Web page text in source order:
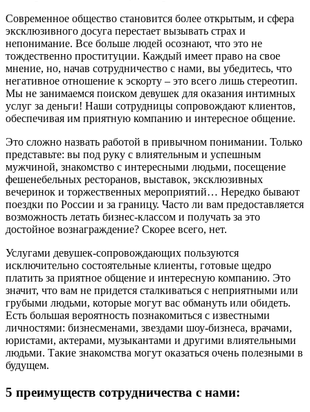
Современное общество становится более открытым, и сфера
эксклюзивного досуга перестает вызывать страх и
непонимание. Все больше людей осознают, что это не
тождественно проституции. Каждый имеет право на свое
мнение, но, начав сотрудничество с нами, вы убедитесь, что
негативное отношение к эскорту – это всего лишь стереотип.
Мы не занимаемся поиском девушек для оказания интимных
услуг за деньги! Наши сотрудницы сопровождают клиентов,
обеспечивая им приятную компанию и интересное общение.
Это сложно назвать работой в привычном понимании. Только
представьте: вы под руку с влиятельным и успешным
мужчиной, знакомство с интересными людьми, посещение
фешенебельных ресторанов, выставок, эксклюзивных
вечеринок и торжественных мероприятий… Нередко бывают
поездки по России и за границу. Часто ли вам предоставляется
возможность летать бизнес-классом и получать за это
достойное вознаграждение? Скорее всего, нет.
Услугами девушек-сопровождающих пользуются
исключительно состоятельные клиенты, готовые щедро
платить за приятное общение и интересную компанию. Это
значит, что вам не придется сталкиваться с неприятными или
грубыми людьми, которые могут вас обмануть или обидеть.
Есть большая вероятность познакомиться с известными
личностями: бизнесменами, звездами шоу-бизнеса, врачами,
юристами, актерами, музыкантами и другими влиятельными
людьми. Такие знакомства могут оказаться очень полезными в
будущем.
5 преимуществ сотрудничества с нами: